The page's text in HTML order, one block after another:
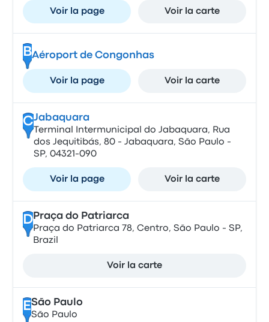
Voir la page Voir la carte
BAéroport de Congonhas
Voir la page Voir la carte
CJabaquara
Terminal Intermunicipal do Jabaquara, Rua
dos Jequitibás, 80 - Jabaquara, São Paulo -
SP, 04321-090
Voir la page Voir la carte
DPraça do Patriarca
Praça do Patriarca 78, Centro, São Paulo - SP,
Brazil
Voir la carte
ESão Paulo
São Paulo